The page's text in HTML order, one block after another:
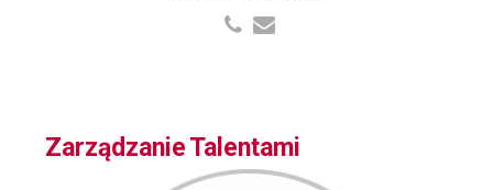
Zarządzanie Talentami